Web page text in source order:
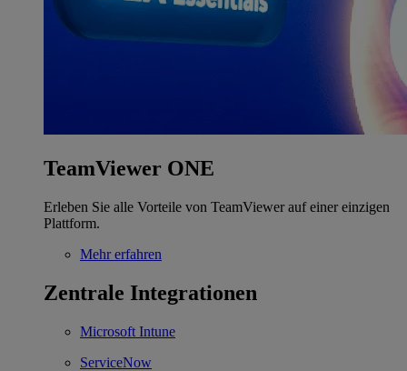
TeamViewer ONE
Erleben Sie alle Vorteile von TeamViewer auf einer einzigen
Plattform.
Mehr erfahren
Zentrale Integrationen
Microsoft Intune
ServiceNow